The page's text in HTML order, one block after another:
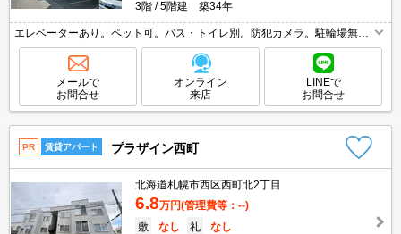
3階
5階建 築34年
エレベーターあり。ペット可。バス・トイレ別。防犯カメラ。駐輪場無
料。スーパーが近く(400m)買物便利。仲介手数料家賃の0.55ヵ月分。温水
洗浄便座付き。初期費用クレジット払い可能。
メールで
お問合せ
オンライン
来店
LINEで
お問合せ
PR 賃貸アパート プラザイン西町
北海道札幌市西区西町北2丁目
6.8万円(管理費等：--)
敷
なし 礼
なし